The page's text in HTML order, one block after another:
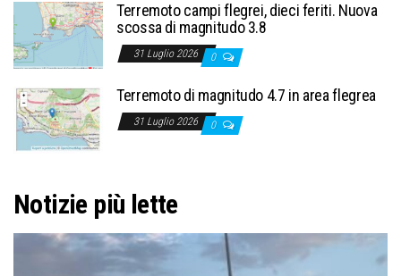
Terremoto campi flegrei, dieci feriti. Nuova
scossa di magnitudo 3.8
31 Luglio 2026 0
Terremoto di magnitudo 4.7 in area flegrea
31 Luglio 2026 0
Notizie più lette